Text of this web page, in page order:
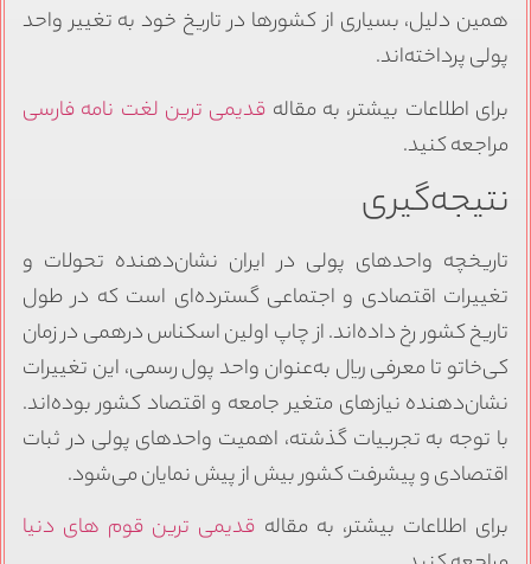
همین دلیل، بسیاری از کشورها در تاریخ خود به تغییر واحد
پولی پرداخته‌اند.
برای اطلاعات بیشتر، به مقاله قدیمی ترین لغت نامه فارسی
مراجعه کنید.
نتیجه‌گیری
تاریخچه واحدهای پولی در ایران نشان‌دهنده تحولات و
تغییرات اقتصادی و اجتماعی گسترده‌ای است که در طول
تاریخ کشور رخ داده‌اند. از چاپ اولین اسکناس درهمی در زمان
کی‌خاتو تا معرفی ریال به‌عنوان واحد پول رسمی، این تغییرات
نشان‌دهنده نیازهای متغیر جامعه و اقتصاد کشور بوده‌اند.
با توجه به تجربیات گذشته، اهمیت واحدهای پولی در ثبات
اقتصادی و پیشرفت کشور بیش از پیش نمایان می‌شود.
برای اطلاعات بیشتر، به مقاله قدیمی ترین قوم های دنیا